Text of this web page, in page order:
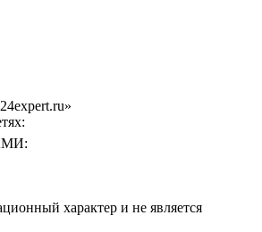
характер и не является